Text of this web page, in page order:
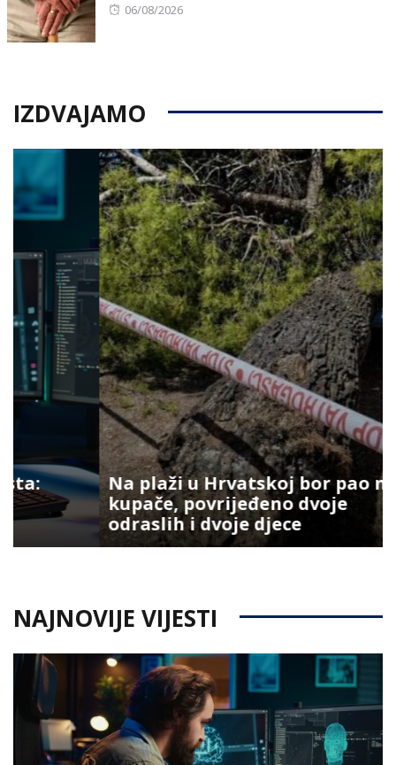
Posted
06/08/2026
IZDVAJAMO
Na plaži u Hrvatskoj bor pao na
kupače, povrijeđeno dvoje
odraslih i dvoje djece
NAJNOVIJE VIJESTI